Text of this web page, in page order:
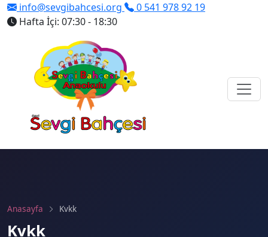
info@sevgibahcesi.org
0 541 978 92 19
Hafta İçi: 07:30 - 18:30
Anasayfa Kvkk
Kvkk